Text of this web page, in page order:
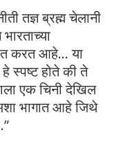
तज्ञ ब्रह्म चेलानी
करत आहे… या
हे स्पष्ट होते की ते
एक चिनी देखिल
भागात आहे जिथे